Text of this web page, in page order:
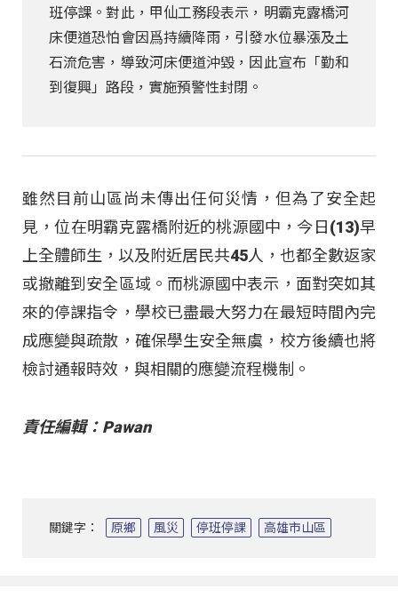
班停課。對此，甲仙工務段表示，明霸克露橋河
床便道恐怕會因爲持續降雨，引發水位暴漲及土
石流危害，導致河床便道沖毀，因此宣布「勤和
到復興」路段，實施預警性封閉。
雖然目前山區尚未傳出任何災情，但為了安全起
見，位在明霸克露橋附近的桃源國中，今日(13)早
上全體師生，以及附近居民共45人，也都全數返家
或撤離到安全區域。而桃源國中表示，面對突如其
來的停課指令，學校已盡最大努力在最短時間內完
成應變與疏散，確保學生安全無虞，校方後續也將
檢討通報時效，與相關的應變流程機制。
責任編輯：Pawan
關鍵字： 原鄉 風災 停班停課 高雄市山區